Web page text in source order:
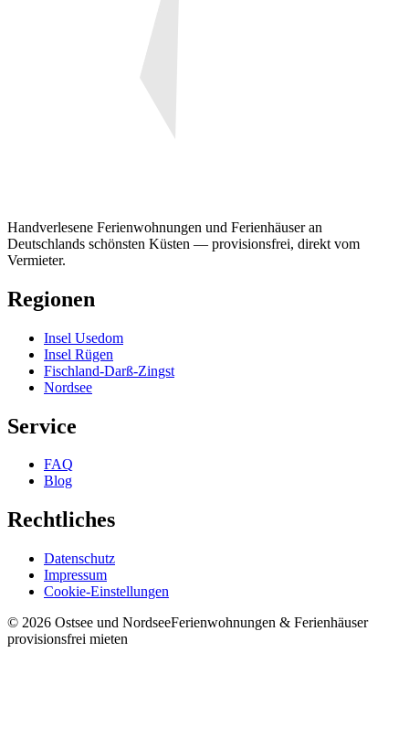
Handverlesene Ferienwohnungen und Ferienhäuser an
Deutschlands schönsten Küsten — provisionsfrei, direkt vom
Vermieter.
Regionen
Insel Usedom
Insel Rügen
Fischland-Darß-Zingst
Nordsee
Service
FAQ
Blog
Rechtliches
Datenschutz
Impressum
Cookie-Einstellungen
© 2026 Ostsee und NordseeFerienwohnungen & Ferienhäuser
provisionsfrei mieten